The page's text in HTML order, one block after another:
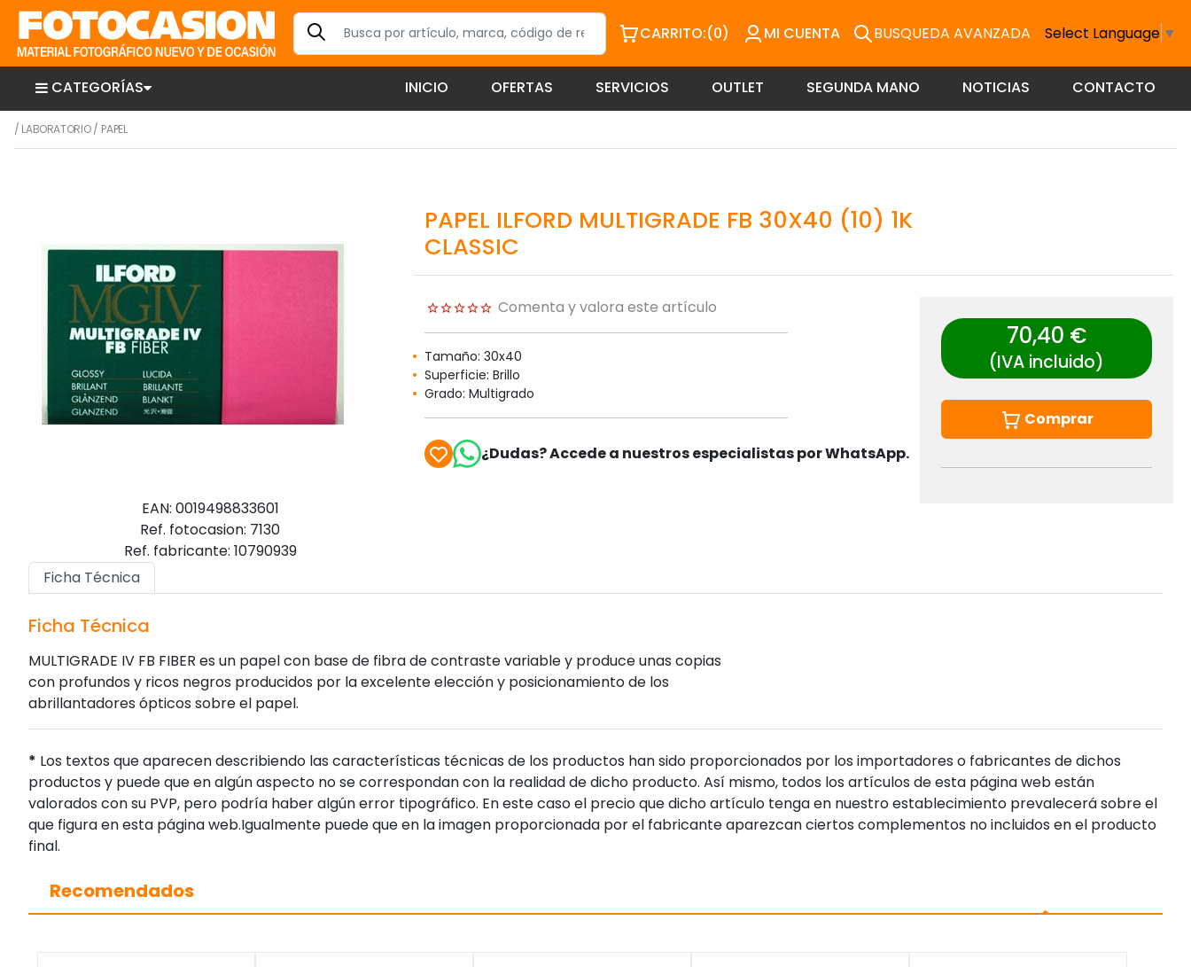
CARRITO:(0) MI CUENTA BUSQUEDA AVANZADA Select Language ▼
CATEGORÍAS INICIO OFERTAS SERVICIOS OUTLET SEGUNDA MANO NOTICIAS CONTACTO
/ LABORATORIO/ PAPEL
EAN: 0019498833601
Ref. fotocasion: 7130
Ref. fabricante: 10790939
PAPEL ILFORD MULTIGRADE FB 30X40 (10) 1K
CLASSIC
Comenta y valora este artículo
Tamaño: 30x40
Superficie: Brillo
Grado: Multigrado
¿Dudas? Accede a nuestros especialistas por WhatsApp.
70,40 €
(IVA incluido)
Comprar
Ficha Técnica
Ficha Técnica
MULTIGRADE IV FB FIBER es un papel con base de fibra de contraste variable y produce unas copias
con profundos y ricos negros producidos por la excelente elección y posicionamiento de los
abrillantadores ópticos sobre el papel.
* Los textos que aparecen describiendo las características técnicas de los productos han sido proporcionados por los importadores o fabricantes de dichos
productos y puede que en algún aspecto no se correspondan con la realidad de dicho producto. Así mismo, todos los artículos de esta página web están
valorados con su PVP, pero podría haber algún error tipográfico. En este caso el precio que dicho artículo tenga en nuestro establecimiento prevalecerá sobre el
que figura en esta página web.Igualmente puede que en la imagen proporcionada por el fabricante aparezcan ciertos complementos no incluidos en el producto
final.
Recomendados